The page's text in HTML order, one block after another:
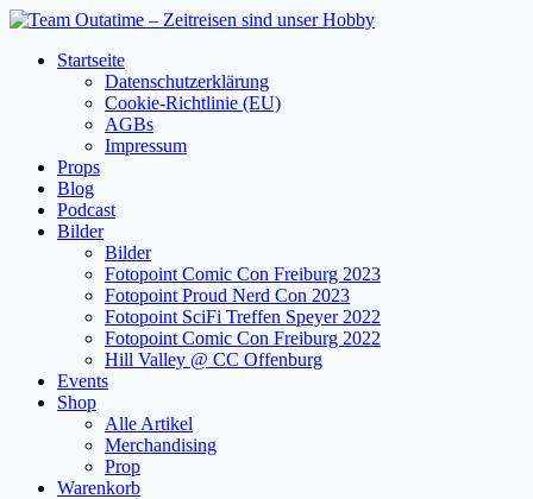
Zum
springenStartseite
Datenschutzerklärung
Cookie-Richtlinie (EU)
AGBs
Impressum
Props
Blog
Podcast
Bilder
Bilder
Fotopoint Comic Con Freiburg 2023
Fotopoint Proud Nerd Con 2023
Fotopoint SciFi Treffen Speyer 2022
Fotopoint Comic Con Freiburg 2022
Hill Valley @ CC Offenburg
Events
Shop
Alle Artikel
Merchandising
Prop
Warenkorb